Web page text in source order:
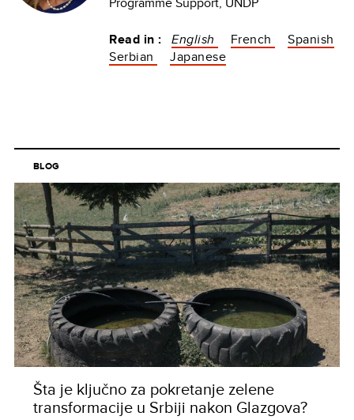
Read in : English French
Spanish
Serbian
Japanese
BLOG
Šta je ključno za pokretanje zelene
transformacije u Srbiji nakon Glazgova?